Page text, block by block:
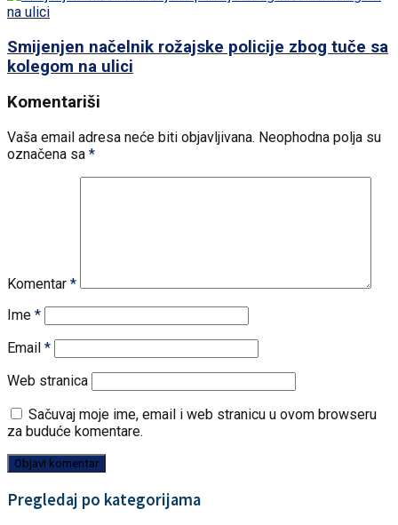
Smijenjen načelnik rožajske policije zbog tuče sa
kolegom na ulici
Komentariši
Vaša email adresa neće biti objavljivana. Neophodna polja su
označena sa *
Komentar *
Ime *
Email *
Web stranica
Sačuvaj moje ime, email i web stranicu u ovom browseru
za buduće komentare.
Pregledaj po kategorijama